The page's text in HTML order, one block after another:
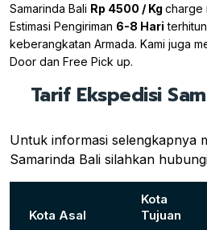
Samarinda Bali Rp 4500 / Kg charge
Estimasi Pengiriman 6-8 Hari
keberangkatan Armada. Kami juga
Door dan Free Pick up.
Tarif Ekspedisi
Untuk informasi selengkapnya
Samarinda Bali silahkan
Kota Asal
Kota
Tujuan